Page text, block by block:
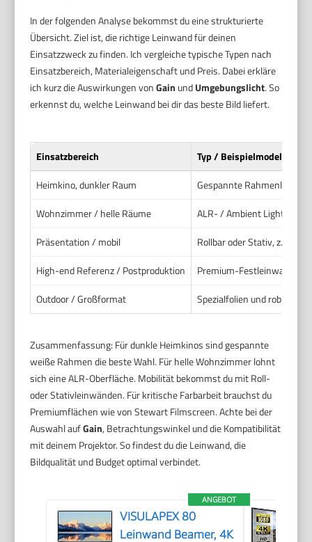
In der folgenden Analyse bekommst du eine strukturierte
Übersicht. Ziel ist, die richtige Leinwand für deinen
Einsatzzweck zu finden. Ich vergleiche typische Typen nach
Einsatzbereich, Materialeigenschaft und Preis. Dabei erkläre
ich kurz die Auswirkungen vonGain undUmgebungslicht. So
erkennst du, welche Leinwand bei dir das beste Bild liefert.
Einsatzbereich
Typ / Beispielmodell
Heimkino, dunkler Raum
Gespannte
Wohnzimmer / helle Räume
ALR- / Ambient Light
Präsentation / mobil
Rollbar oder Stativ, z. B.
High-end Referenz / Postproduktion
Premium-Festleinwand, z.
Outdoor / Großformat
Spezialfolien und robuste
Zusammenfassung: Für dunkle Heimkinos sind gespannte
weiße Rahmen die beste Wahl. Für helle Wohnzimmer lohnt
sich eine ALR-Oberfläche. Mobilität bekommst du mit Roll-
oder Stativleinwänden. Für kritische Farbarbeit brauchst du
Premiumflächen wie von Stewart Filmscreen. Achte bei der
Auswahl aufGain, Betrachtungswinkel und die Kompatibilität
mit deinem Projektor. So findest du die Leinwand, die
Bildqualität und Budget optimal verbindet.
ANGEBOT
VISULAPEX 80
Leinwand Beamer, 4K